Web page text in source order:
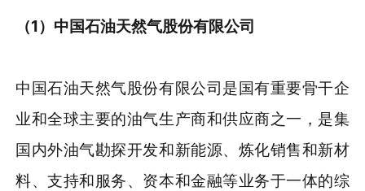
（1）中国石油天然气股份有限公司
中国石油天然气股份有限公司是国有重要骨干企
业和全球主要的油气生产商和供应商之一，是集
国内外油气勘探开发和新能源、炼化销售和新材
料、支持和服务、资本和金融等业务于一体的综